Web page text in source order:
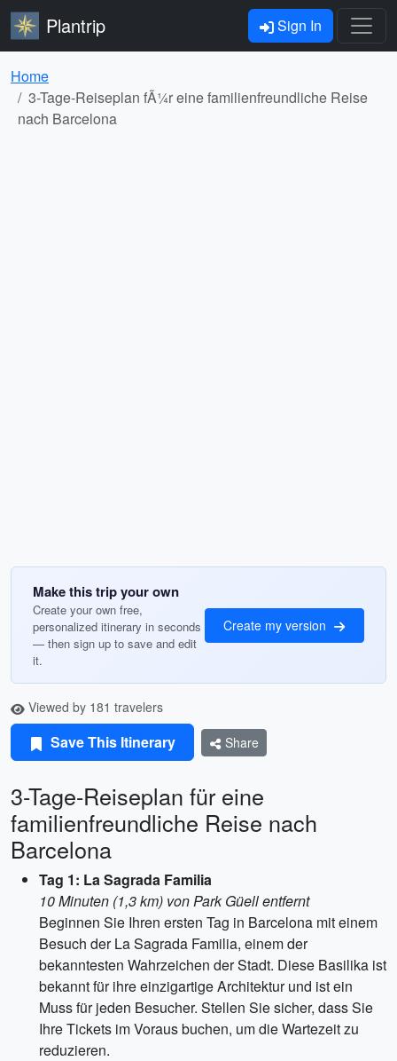
Plantrip Sign In
Home
3-Tage-Reiseplan fÃ¼r eine familienfreundliche Reise
nach Barcelona
Make this trip your own
Create your own free,
personalized itinerary in seconds
— then sign up to save and edit
it.
Create my version
Viewed by 181 travelers
Save This Itinerary Share
3-Tage-Reiseplan für eine
familienfreundliche Reise nach
Barcelona
Tag 1: La Sagrada Familia
10 Minuten (1,3 km) von Park Güell entfernt
Beginnen Sie Ihren ersten Tag in Barcelona mit einem
Besuch der La Sagrada Familia, einem der
bekanntesten Wahrzeichen der Stadt. Diese Basilika ist
bekannt für ihre einzigartige Architektur und ist ein
Muss für jeden Besucher. Stellen Sie sicher, dass Sie
Ihre Tickets im Voraus buchen, um die Wartezeit zu
reduzieren.